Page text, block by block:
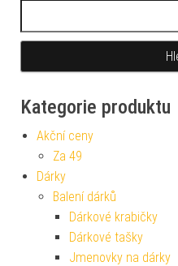
Kategorie produktu
Akční ceny
Za 49
Dárky
Balení dárků
Dárkové krabičky
Dárkové tašky
Jmenovky na dárky